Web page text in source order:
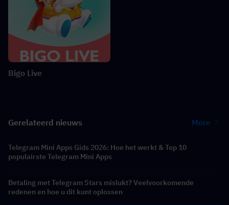
Bigo Live
Gerelateerd nieuws More
Telegram Mini Apps Gids 2026: Hoe het werkt & Top 10
populairste Telegram Mini Apps
Betaling met Telegram Stars mislukt? Veelvoorkomende
redenen en hoe u dit kunt oplossen